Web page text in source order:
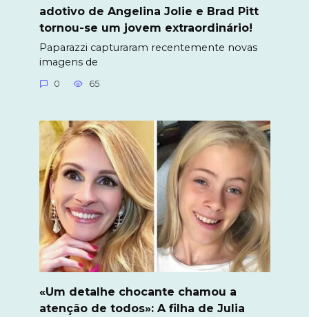
adotivo de Angelina Jolie e Brad Pitt
tornou-se um jovem extraordinário!
Paparazzi capturaram recentemente novas
imagens de
0 65
«Um detalhe chocante chamou a
atenção de todos»: A filha de Julia